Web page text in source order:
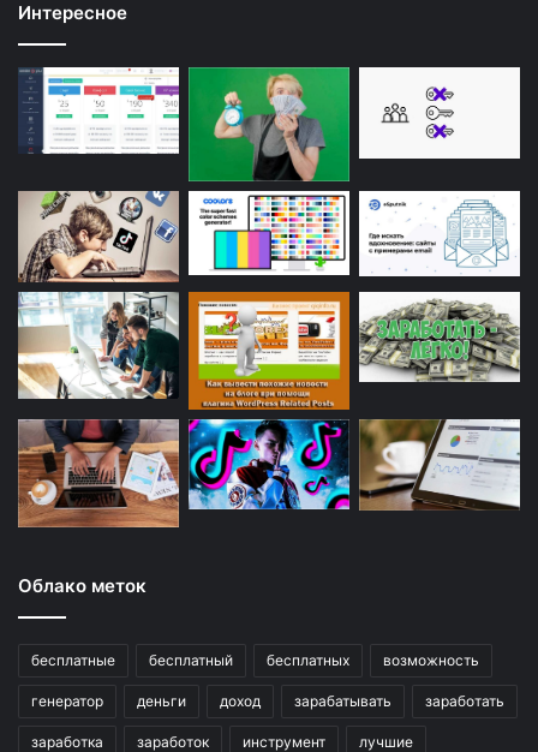
Интересное
Облако меток
бесплатные бесплатный бесплатных возможность
генератор деньги доход зарабатывать заработать
заработка заработок инструмент лучшие